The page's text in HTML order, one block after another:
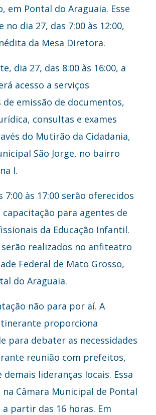
em Pontal do Araguaia. Esse
no dia 27, das 7:00 às 12:00,
da Mesa Diretora.
dia 27, das 8:00 às 16:00, a
acesso a serviços
emissão de documentos,
consultas e exames
do Mutirão da Cidadania,
São Jorge, no bairro
I.
7:00 às 17:00 serão oferecidos
capacitação para agentes de
da Educação Infantil.
serão realizados no anfiteatro
Federal de Mato Grosso,
do Araguaia.
não para por aí. A
proporciona
para debater as necessidades
reunião com prefeitos,
demais lideranças locais. Essa
Câmara Municipal de Pontal
a partir das 16 horas. Em